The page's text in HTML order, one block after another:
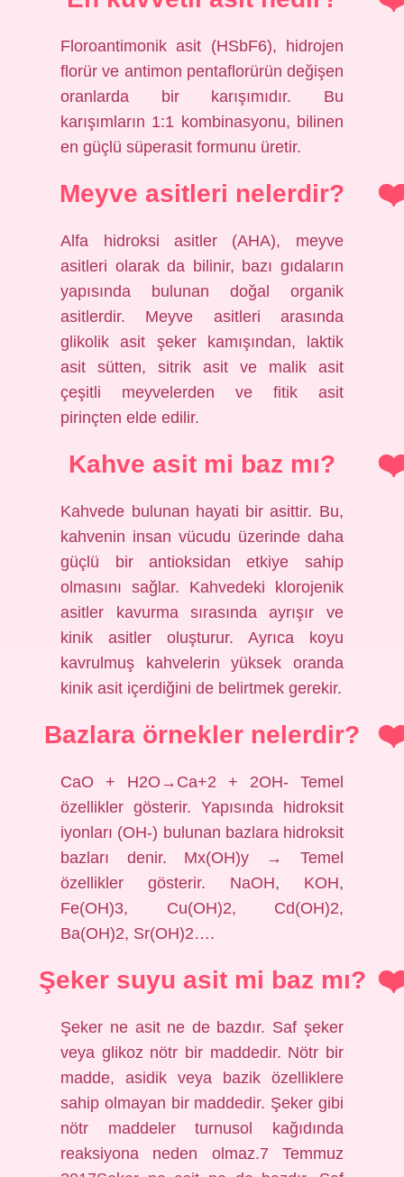
Floroantimonik asit (HSbF6), hidrojen
florür ve antimon pentaflorürün değişen
oranlarda bir karışımıdır. Bu
karışımların 1:1 kombinasyonu, bilinen
en güçlü süperasit formunu üretir.
Meyve asitleri nelerdir?
Alfa hidroksi asitler (AHA), meyve
asitleri olarak da bilinir, bazı gıdaların
yapısında bulunan doğal organik
asitlerdir. Meyve asitleri arasında
glikolik asit şeker kamışından, laktik
asit sütten, sitrik asit ve malik asit
çeşitli meyvelerden ve fitik asit
pirinçten elde edilir.
Kahve asit mi baz mı?
Kahvede bulunan hayati bir asittir. Bu,
kahvenin insan vücudu üzerinde daha
güçlü bir antioksidan etkiye sahip
olmasını sağlar. Kahvedeki klorojenik
asitler kavurma sırasında ayrışır ve
kinik asitler oluşturur. Ayrıca koyu
kavrulmuş kahvelerin yüksek oranda
kinik asit içerdiğini de belirtmek gerekir.
Bazlara örnekler nelerdir?
CaO + H2O→Ca+2 + 2OH- Temel
özellikler gösterir. Yapısında hidroksit
iyonları (OH-) bulunan bazlara hidroksit
bazları denir. Mx(OH)y → Temel
özellikler gösterir. NaOH, KOH,
Fe(OH)3, Cu(OH)2, Cd(OH)2,
Ba(OH)2, Sr(OH)2….
Şeker suyu asit mi baz mı?
Şeker ne asit ne de bazdır. Saf şeker
veya glikoz nötr bir maddedir. Nötr bir
madde, asidik veya bazik özelliklere
sahip olmayan bir maddedir. Şeker gibi
nötr maddeler turnusol kağıdında
reaksiyona neden olmaz.7 Temmuz